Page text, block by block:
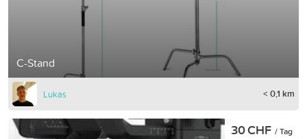
C-Stand
Lukas < 0,1 km
30 CHF / Tag